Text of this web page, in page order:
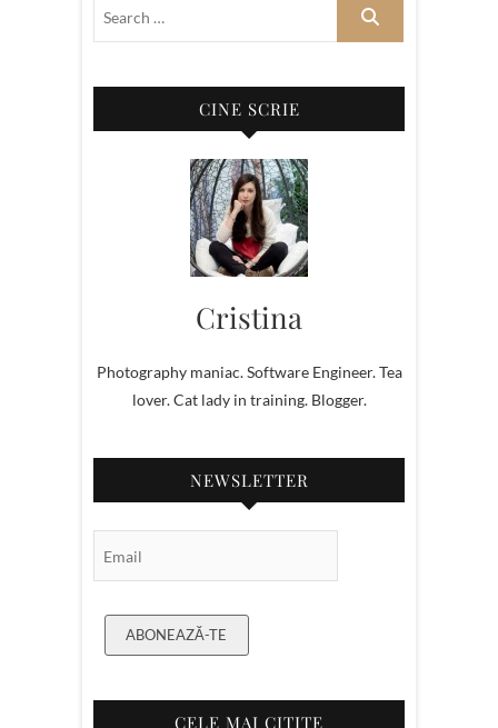
CINE SCRIE
Cristina
Photography maniac. Software Engineer. Tea
lover. Cat lady in training. Blogger.
NEWSLETTER
ABONEAZĂ-TE
CELE MAI CITITE